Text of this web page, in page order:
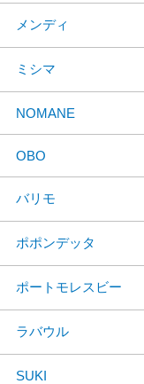
メンディ
ミシマ
NOMANE
OBO
バリモ
ポポンデッタ
ポートモレスビー
ラバウル
SUKI